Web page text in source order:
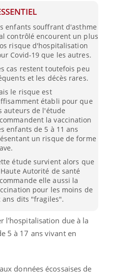
enfants souffrant d'asthme
contrôlé encourent un plus
risque d'hospitalisation
Covid-19 que les autres.
cas restent toutefois peu
et les décès rares.
le risque est
établi pour que
auteurs de l'étude
la vaccination
enfants de 5 à 11 ans
un risque de forme
étude survient alors que
Autorité de santé
elle aussi la
pour les moins de
ans dits "fragiles".
l'hospitalisation due à la
5 à 17 ans vivant en
données écossaises de